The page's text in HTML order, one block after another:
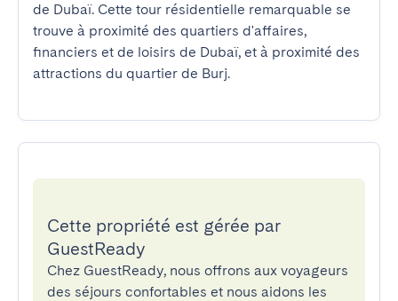
de Dubaï. Cette tour résidentielle remarquable se
trouve à proximité des quartiers d'affaires,
financiers et de loisirs de Dubaï, et à proximité des
attractions du quartier de Burj.
Cette propriété est gérée par
GuestReady
Chez GuestReady, nous offrons aux voyageurs
des séjours confortables et nous aidons les